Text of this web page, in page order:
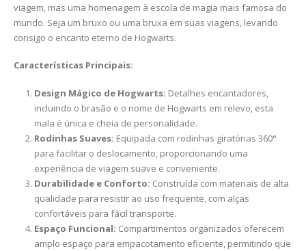
viagem, mas uma homenagem à escola de magia mais famosa do
mundo. Seja um bruxo ou uma bruxa em suas viagens, levando
consigo o encanto eterno de Hogwarts.
Características Principais:
Design Mágico de Hogwarts: Detalhes encantadores,
incluindo o brasão e o nome de Hogwarts em relevo, esta
mala é única e cheia de personalidade.
Rodinhas Suaves: Equipada com rodinhas giratórias 360°
para facilitar o deslocamento, proporcionando uma
experiência de viagem suave e conveniente.
Durabilidade e Conforto: Construída com materiais de alta
qualidade para resistir ao uso frequente, com alças
confortáveis para fácil transporte.
Espaço Funcional: Compartimentos organizados oferecem
amplo espaço para empacotamento eficiente, permitindo que